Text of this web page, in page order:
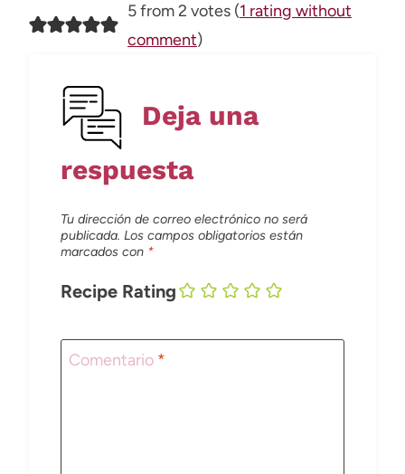
5 from 2 votes (1 rating without
comment)
Deja una
respuesta
Tu dirección de correo electrónico no será
publicada. Los campos obligatorios están
marcados con *
Recipe Rating
Comentario *